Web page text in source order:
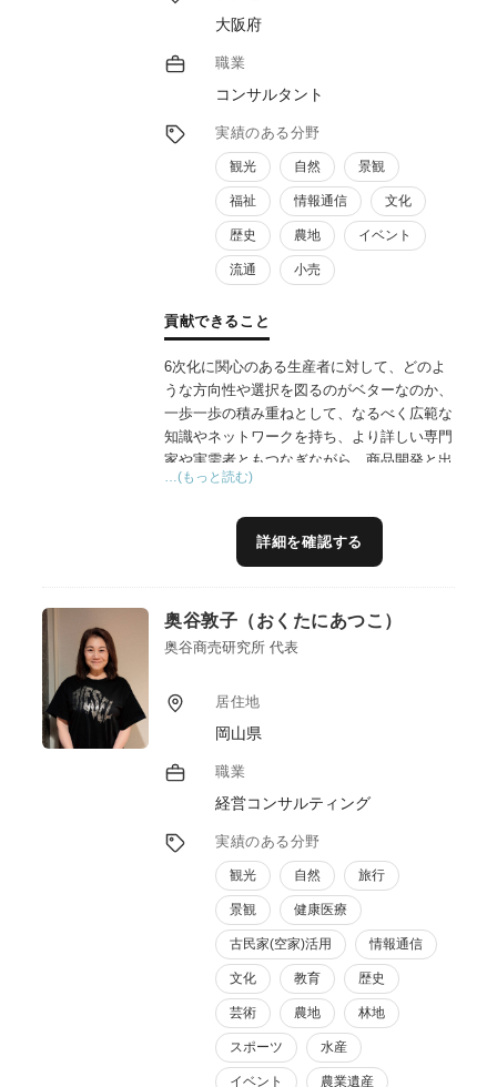
の独自ノウハウを融合し、農林漁業にとどま
らない多様な業種の連携アイデアを採り入れ
た商品・サービス開発のほか、開発後の具体
的進めかた、そしてどのようにして地域課題
を解決していくのか、等具体的な支援をさせ
ていただきます。
大阪府
職業
コンサルタント
実績のある分野
観光 自然 景観
福祉 情報通信 文化
歴史 農地 イベント
流通 小売
貢献できること
6次化に関心のある生産者に対して、どのよ
うな方向性や選択を図るのがベターなのか、
一歩一歩の積み重ねとして、なるべく広範な
知識やネットワークを持ち、より詳しい専門
家や実需者ともつなぎながら、商品開発と出
口作りを一気通貫してお手伝いしています。
から、どのように消費者や実需者に各生産者
の商品やこだわり特徴を伝えていくか、
…(もっと読む)
詳細を確認する
奥谷敦子（おくたにあつこ）
奥谷商売研究所 代表
居住地
岡山県
職業
経営コンサルティング
実績のある分野
観光 自然 旅行
景観 健康医療
古民家(空家)活用 情報通信
文化 教育 歴史
芸術 農地 林地
スポーツ 水産
イベント 農業遺産